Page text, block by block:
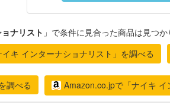
ナリスト 」で条件に見合った商品は見つ
キ インターナショナリスト」を調べる
調べる Amazon.co.jpで「ナイキ